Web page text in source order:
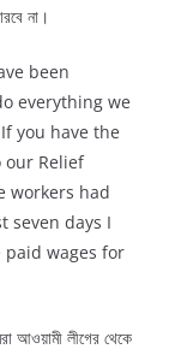
না।
been
everything we
you have the
our Relief
workers had
seven days I
paid wages for
আওয়ামী লীগের থেকে